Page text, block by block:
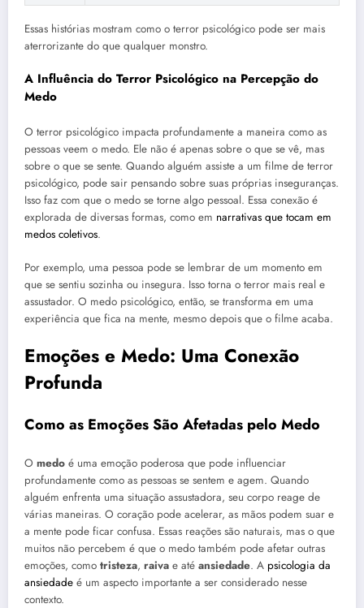
Essas histórias mostram como o terror psicológico pode ser mais
aterrorizante do que qualquer monstro.
A Influência do Terror Psicológico na Percepção do
Medo
O terror psicológico impacta profundamente a maneira como as
pessoas veem o medo. Ele não é apenas sobre o que se vê, mas
sobre o que se sente. Quando alguém assiste a um filme de terror
psicológico, pode sair pensando sobre suas próprias inseguranças.
Isso faz com que o medo se torne algo pessoal. Essa conexão é
explorada de diversas formas, como em narrativas que tocam em
medos coletivos.
Por exemplo, uma pessoa pode se lembrar de um momento em
que se sentiu sozinha ou insegura. Isso torna o terror mais real e
assustador. O medo psicológico, então, se transforma em uma
experiência que fica na mente, mesmo depois que o filme acaba.
Emoções e Medo: Uma Conexão
Profunda
Como as Emoções São Afetadas pelo Medo
O medo é uma emoção poderosa que pode influenciar
profundamente como as pessoas se sentem e agem. Quando
alguém enfrenta uma situação assustadora, seu corpo reage de
várias maneiras. O coração pode acelerar, as mãos podem suar e
a mente pode ficar confusa. Essas reações são naturais, mas o que
muitos não percebem é que o medo também pode afetar outras
emoções, como tristeza, raiva e até ansiedade. A psicologia da
ansiedade é um aspecto importante a ser considerado nesse
contexto.